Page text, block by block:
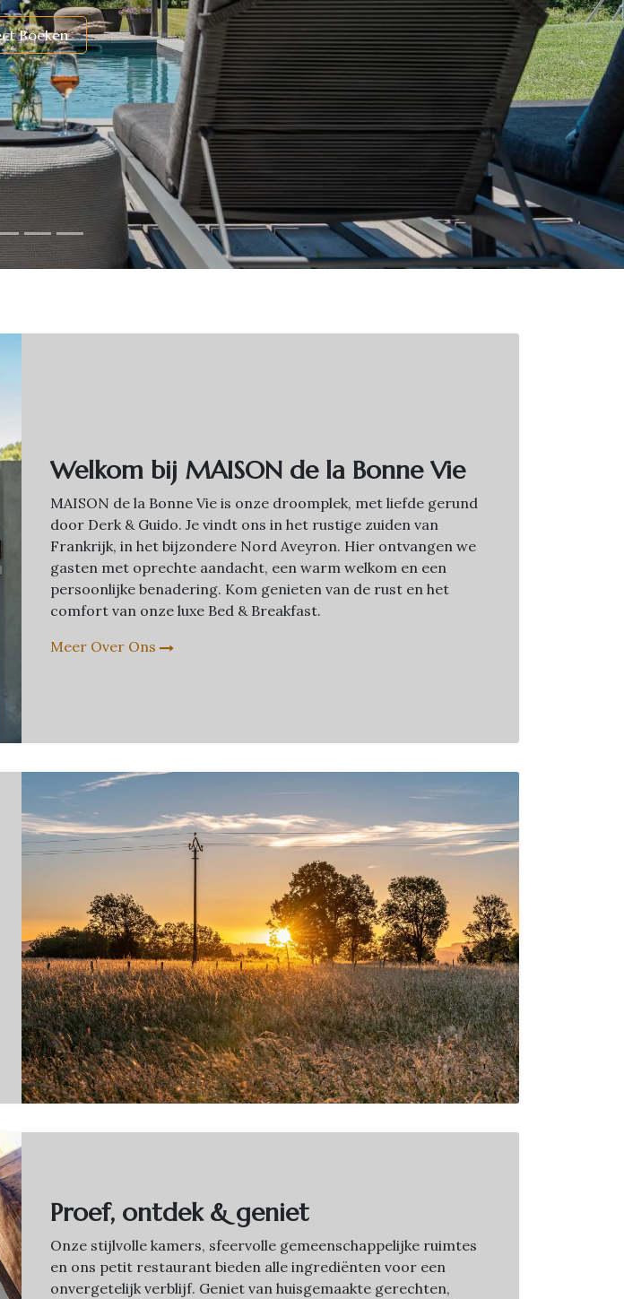
Boeken
Welkom bij MAISON de la Bonne Vie
MAISON de la Bonne Vie is onze droomplek, met liefde gerund
door Derk & Guido. Je vindt ons in het rustige zuiden van
Frankrijk, in het bijzondere Nord Aveyron. Hier ontvangen we
gasten met oprechte aandacht, een warm welkom en een
persoonlijke benadering. Kom genieten van de rust en het
comfort van onze luxe Bed & Breakfast.
Meer Over Ons
Proef, ontdek & geniet
Onze stijlvolle kamers, sfeervolle gemeenschappelijke ruimtes
en ons petit restaurant bieden alle ingrediënten voor een
onvergetelijk verblijf. Geniet van huisgemaakte gerechten,